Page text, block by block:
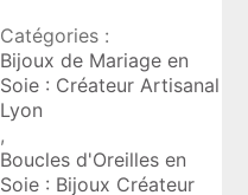
Catégories :
Bijoux de Mariage en
Soie : Créateur Artisanal
Lyon
,
Boucles d'Oreilles en
Soie : Bijoux Créateur